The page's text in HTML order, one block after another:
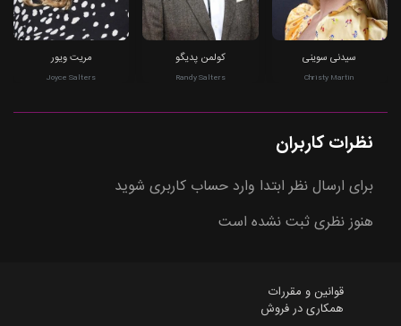
سیدنی سوینی
Christy Martin
کولمن پدیگو
Randy Salters
مریت ویور
Joyce Salters
نظرات کاربران
برای ارسال نظر ابتدا وارد حساب کاربری شوید
هنوز نظری ثبت نشده است
قوانین و مقررات
همکاری در فروش